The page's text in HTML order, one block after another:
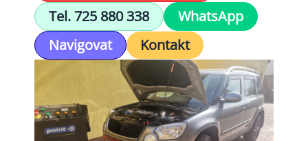
Tel. 725 880 338
WhatsApp
Navigovat
Kontakt